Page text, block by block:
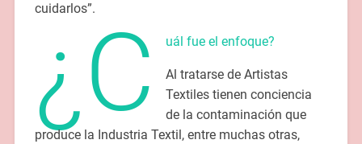
cuidarlos”.
¿C uál fue el enfoque?
Al tratarse de Artistas
Textiles tienen conciencia
de la contaminación que
produce la Industria Textil, entre muchas otras,